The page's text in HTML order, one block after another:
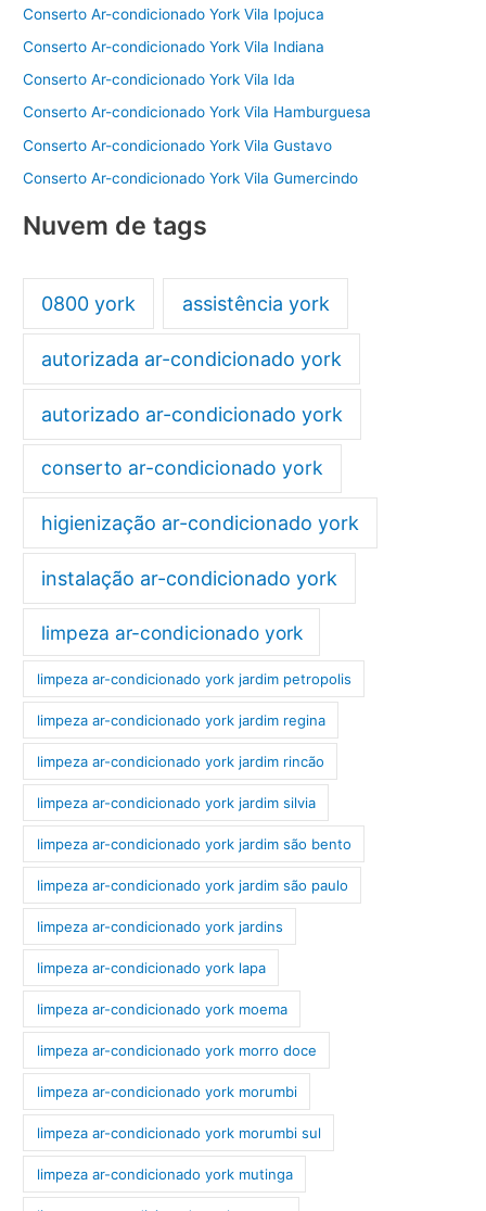
Conserto Ar-condicionado York Vila Ipojuca
Conserto Ar-condicionado York Vila Indiana
Conserto Ar-condicionado York Vila Ida
Conserto Ar-condicionado York Vila Hamburguesa
Conserto Ar-condicionado York Vila Gustavo
Conserto Ar-condicionado York Vila Gumercindo
Nuvem de tags
0800 york assistência york
autorizada ar-condicionado york
autorizado ar-condicionado york
conserto ar-condicionado york
higienização ar-condicionado york
instalação ar-condicionado york
limpeza ar-condicionado york
limpeza ar-condicionado york jardim petropolis
limpeza ar-condicionado york jardim regina
limpeza ar-condicionado york jardim rincão
limpeza ar-condicionado york jardim silvia
limpeza ar-condicionado york jardim são bento
limpeza ar-condicionado york jardim são paulo
limpeza ar-condicionado york jardins
limpeza ar-condicionado york lapa
limpeza ar-condicionado york moema
limpeza ar-condicionado york morro doce
limpeza ar-condicionado york morumbi
limpeza ar-condicionado york morumbi sul
limpeza ar-condicionado york mutinga